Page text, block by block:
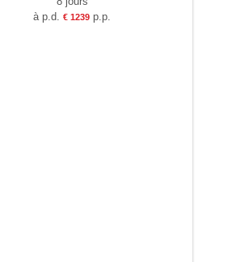
à p.d.€ 1239 p.p.